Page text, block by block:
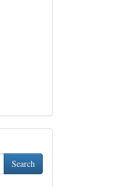
Search